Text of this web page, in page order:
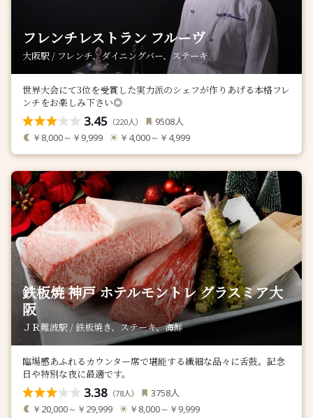
フレンチレストラン フルーヴ
大阪駅 / フレンチ、ダイニングバー、ステーキ
世界大会にて3位を受賞した実力派のシェフが作りあげる本格フレ
ンチをお楽しみ下さい◎
3.45 （220人） 9508人
￥8,000～￥9,999 ￥4,000～￥4,999
鉄板焼 神戸 ホテルモントレ グラスミア大
阪
ＪＲ難波駅 / 鉄板焼き、ステーキ、海鮮
臨場感あふれるカウンター席で堪能する繊細な品々に舌鼓。記念
日や特別な夜に最適です。
3.38 （78人） 3758人
￥20,000～￥29,999 ￥8,000～￥9,999